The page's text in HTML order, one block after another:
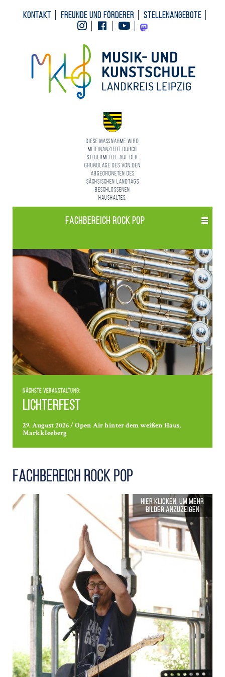
Kontakt Freunde und Förderer
Stellenangebote
InstagramFacebookYoutubeMastodon
Diese Maßnahme wird
mitfinanziert durch
Steuermittel auf der
Grundlage des von den
Abgeordneten des
Sächsischen Landtags
beschlossenen
Haushaltes.
Fachbereich Rock Pop
Nächste Veranstaltung:
Lichterfest
29. August 2026 / Open Air hinter dem weißen Haus,
Markkleeberg
Fachbereich Rock Pop